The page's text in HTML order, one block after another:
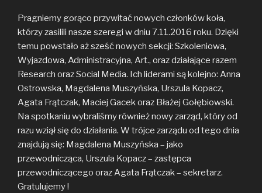
Pragniemy gorąco przywitać nowych członków koła,
którzy zasilili nasze szeregi w dniu 7.11.2016 roku. Dzięki
temu powstało aż sześć nowych sekcji: Szkoleniowa,
Wyjazdowa, Administracyjna, Art., oraz działające razem
Research oraz Social Media. Ich liderami są kolejno: Anna
Ostrowska, Magdalena Muszyńska, Urszula Kopacz,
Agata Frątczak, Maciej Gacek oraz Błażej Gołębiowski.
Na spotkaniu wybraliśmy również nowy zarząd, który od
razu wziął się do działania. W trójce zarządu od tego dnia
znajdują się: Magdalena Muszyńska – jako
przewodnicząca, Urszula Kopacz – zastępca
przewodniczącego oraz Agata Frątczak – sekretarz.
Gratulujemy !